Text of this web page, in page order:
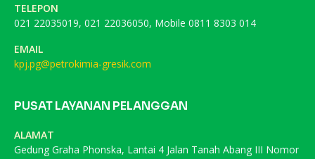
TELEPON
021 22035019, 021 22036050, Mobile 0811 8303 014
EMAIL
kpj.pg@petrokimia-gresik.com
PUSAT LAYANAN PELANGGAN
ALAMAT
Gedung Graha Phonska, Lantai 4 Jalan Tanah Abang III Nomor